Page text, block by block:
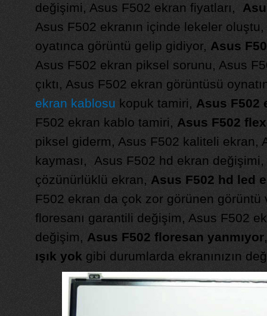
değişimi, Asus F502 ekran fiyatları,
Asus F502 ekranın içinde lekeler
oyatınca görüntü gelip gidiyor, Asus
Asus F502 ekran piksel sorunu, Asus
çıktı, Asus F502 ekran görüntüsü
ekran kablosu kopuk tamiri, Asus F502
F502 ekran kablo tamiri, Asus F502
piksel giderm, Asus F502 kaliteli ekran,
kayması, Asus F502 hd ekran
çözünürlüklü ekran, Asus F502 hd led
F502 ekran da çok zor görünen görüntü
floresanı garantili değişim, Asus F502
değişim, Asus F502 floresan yanmıyor
ışık yok gibi durumlarda ekranınızın